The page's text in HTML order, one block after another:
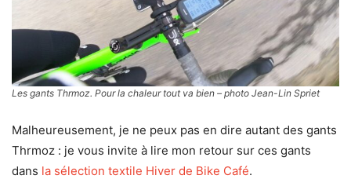
Les gants Thrmoz. Pour la chaleur tout va bien – photo Jean-Lin Spriet
Malheureusement, je ne peux pas en dire autant des gants
Thrmoz : je vous invite à lire mon retour sur ces gants
dans la sélection textile Hiver de Bike Café.